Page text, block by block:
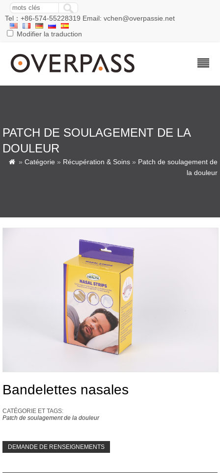
Tel：+86-574-55228319 Email: vchen@overpassie.net
Modifier la traduction
PATCH DE SOULAGEMENT DE LA
DOULEUR
 » Catégorie » Récupération & Soins » Patch de soulagement de
la douleur
Bandelettes nasales
CATÉGORIE ET ​​TAGS:
Patch de soulagement de la douleur
DEMANDE DE RENSEIGNEMENTS